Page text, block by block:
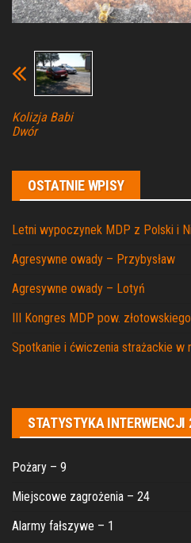
Kolizja Babi
Dwór
OSTATNIE WPISY
Letni wypoczynek MDP z Polski i
Agresywne owady – Przybysław
Agresywne owady – Lotyń
III Kongres MDP pow. złotowskiego
Spotkanie i ćwiczenia strażackie w
STATYSTYKA INTERWENCJI
Pożary – 9
Miejscowe zagrożenia – 24
Alarmy fałszywe – 1